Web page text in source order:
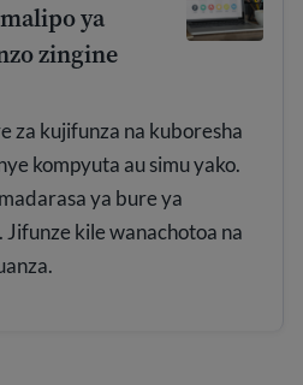
ya
zingine
za kujifunza na kuboresha
kompyuta au simu yako.
ya bure ya
kile wanachotoa na